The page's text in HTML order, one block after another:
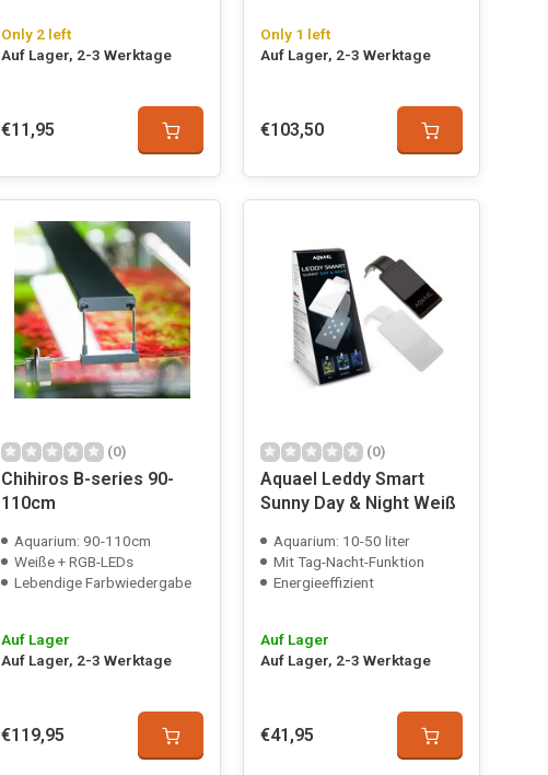
Only 2 left
Auf Lager, 2-3 Werktage
€11,95
Only 1 left
Auf Lager, 2-3 Werktage
€103,50
(0)
Chihiros B-series 90-
110cm
Aquarium: 90-110cm
Weiße + RGB-LEDs
Lebendige Farbwiedergabe
Auf Lager
Auf Lager, 2-3 Werktage
€119,95
(0)
Aquael Leddy Smart
Sunny Day & Night Weiß
Aquarium: 10-50 liter
Mit Tag-Nacht-Funktion
Energieeffizient
Auf Lager
Auf Lager, 2-3 Werktage
€41,95